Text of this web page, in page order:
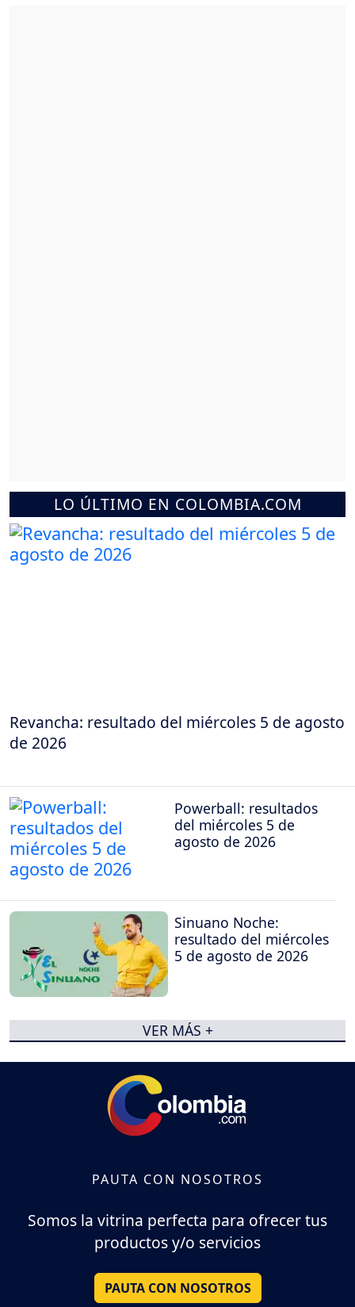
LO ÚLTIMO EN COLOMBIA.COM
Revancha: resultado del miércoles 5 de agosto
de 2026
Powerball: resultados
del miércoles 5 de
agosto de 2026
Sinuano Noche:
resultado del miércoles
5 de agosto de 2026
VER MÁS +
PAUTA CON NOSOTROS
Somos la vitrina perfecta para ofrecer tus
productos y/o servicios
PAUTA CON NOSOTROS